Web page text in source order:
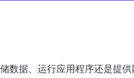
据、运行应用程序还是提